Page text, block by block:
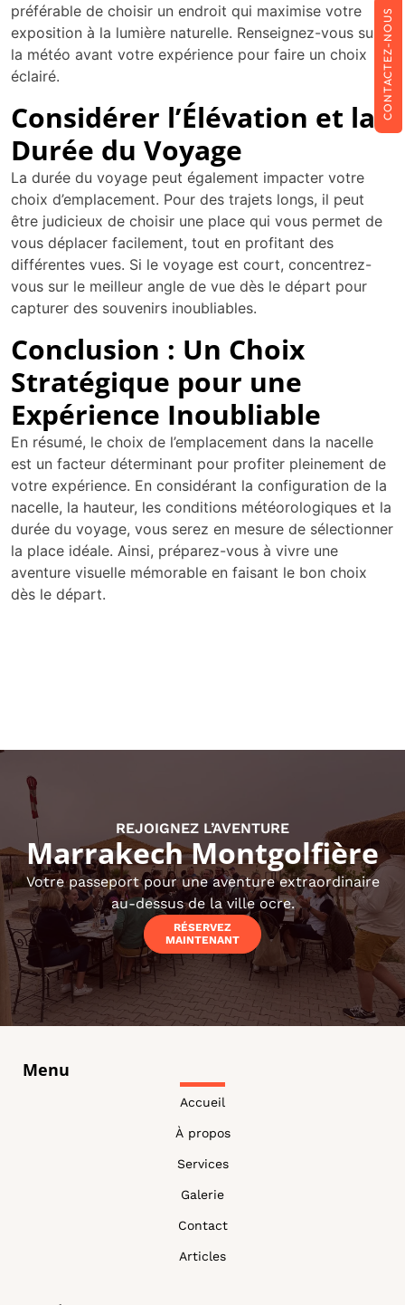
préférable de choisir un endroit qui maximise votre
exposition à la lumière naturelle. Renseignez-vous sur
la météo avant votre expérience pour faire un choix
éclairé.
Considérer l’Élévation et la
Durée du Voyage
La durée du voyage peut également impacter votre
choix d’emplacement. Pour des trajets longs, il peut
être judicieux de choisir une place qui vous permet de
vous déplacer facilement, tout en profitant des
différentes vues. Si le voyage est court, concentrez-
vous sur le meilleur angle de vue dès le départ pour
capturer des souvenirs inoubliables.
Conclusion : Un Choix
Stratégique pour une
Expérience Inoubliable
En résumé, le choix de l’emplacement dans la nacelle
est un facteur déterminant pour profiter pleinement de
votre expérience. En considérant la configuration de la
nacelle, la hauteur, les conditions météorologiques et la
durée du voyage, vous serez en mesure de sélectionner
la place idéale. Ainsi, préparez-vous à vivre une
aventure visuelle mémorable en faisant le bon choix
dès le départ.
REJOIGNEZ L’AVENTURE
Marrakech Montgolfière
Votre passeport pour une aventure extraordinaire
au-dessus de la ville ocre.
RÉSERVEZ
MAINTENANT
Menu
Accueil
À propos
Services
Galerie
Contact
Articles
CONTACTEZ-NOUS